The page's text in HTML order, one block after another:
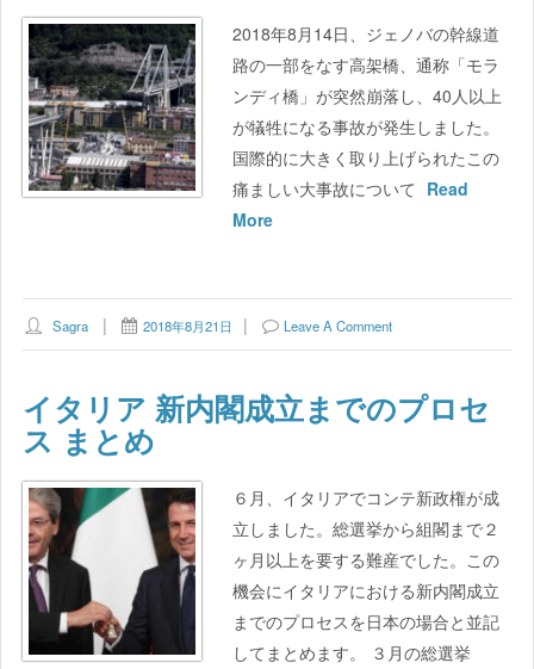
2018年8月14日、ジェノバの幹線道
路の一部をなす高架橋、通称「モラ
ンディ橋」が突然崩落し、40人以上
が犠牲になる事故が発生しました。
国際的に大きく取り上げられたこの
痛ましい大事故について Read
More
Sagra 2018年8月21日 Leave A Comment
イタリア 新内閣成立までのプロセ
ス まとめ
６月、イタリアでコンテ新政権が成
立しました。総選挙から組閣まで２
ヶ月以上を要する難産でした。この
機会にイタリアにおける新内閣成立
までのプロセスを日本の場合と並記
してまとめます。 ３月の総選挙